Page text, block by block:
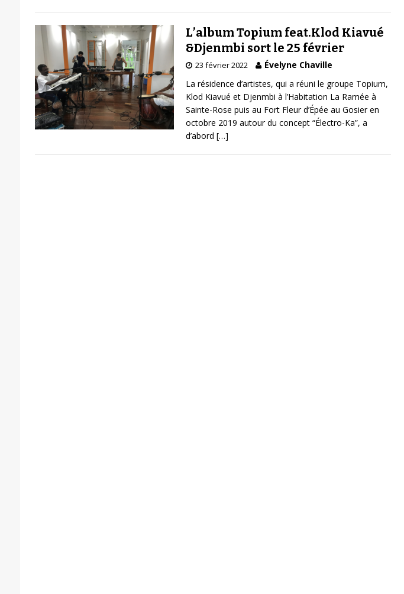
L’album Topium feat.Klod Kiavué
&Djenmbi sort le 25 février
23 février 2022
Évelyne Chaville
La résidence d’artistes, qui a réuni le groupe Topium,
Klod Kiavué et Djenmbi à l’Habitation La Ramée à
Sainte-Rose puis au Fort Fleur d’Épée au Gosier en
octobre 2019 autour du concept “Électro-Ka”, a
d’abord […]